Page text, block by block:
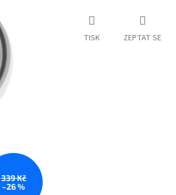
339 Kč
–26 %
TISK ZEPTAT SE